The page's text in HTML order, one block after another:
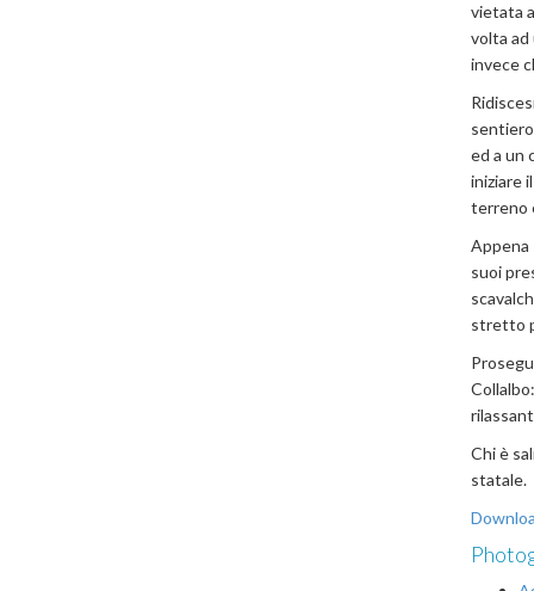
vietata
volta ad
invece
ed a un
iniziare
terreno
Appena
suoi
stretto
Chi è
statale.